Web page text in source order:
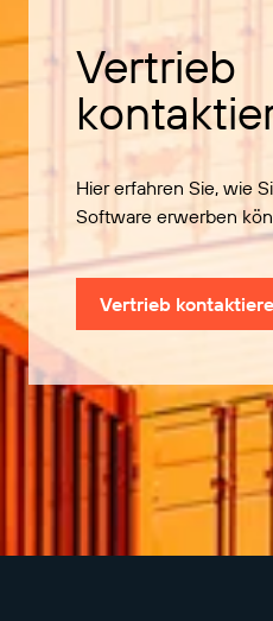
Vertrieb
Hier erfahren Sie, wie
Software erwerben
Vertrieb